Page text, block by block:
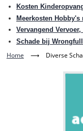
Kosten
Meerkosten Hobby's
Vervangend
Schade bij
Home ⟶ Diverse